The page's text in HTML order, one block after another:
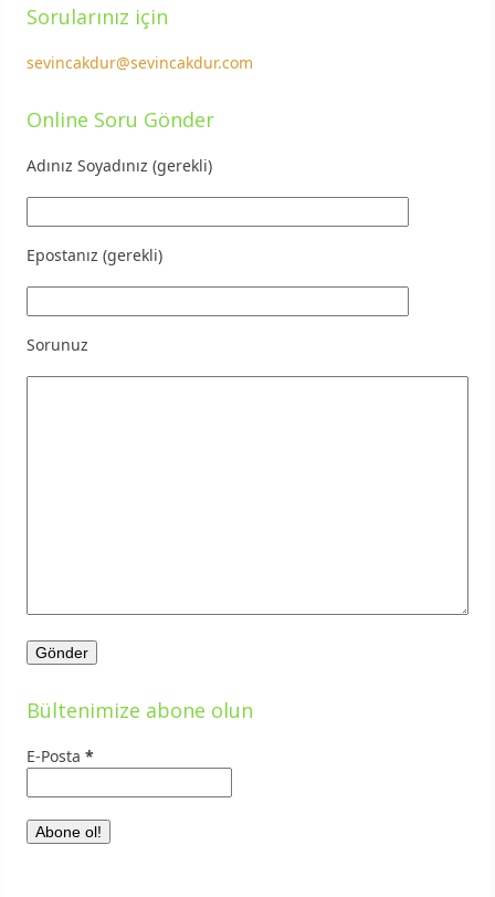
Sorularınız için
sevincakdur@sevincakdur.com
Online Soru Gönder
Adınız Soyadınız (gerekli)
Epostanız (gerekli)
Sorunuz
Bültenimize abone olun
E-Posta*